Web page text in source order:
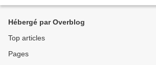
Hébergé par Overblog
Top articles
Pages